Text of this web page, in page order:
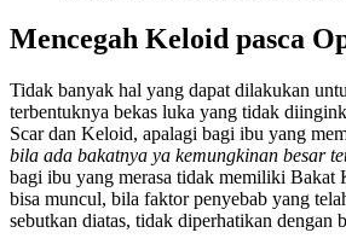
Mencegah Keloid pasca
Tidak banyak hal yang dapat dilakukan
terbentuknya bekas luka yang tidak
Scar dan Keloid, apalagi bagi ibu yang
bila ada bakatnya ya kemungkinan besar
bagi ibu yang merasa tidak memiliki
bisa muncul, bila faktor penyebab yang
sebutkan diatas, tidak diperhatikan dengan